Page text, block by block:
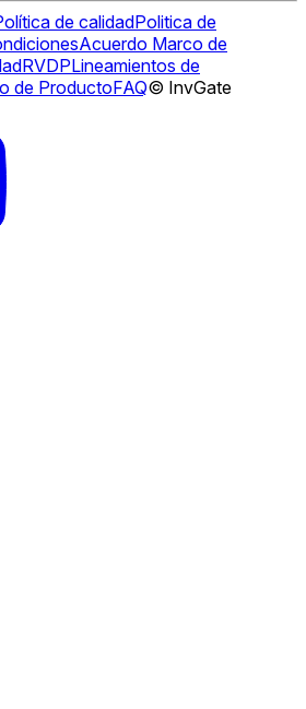
de calidadPolitica de
Acuerdo Marco de
RVDPLineamientos de
de ProductoFAQ© InvGate